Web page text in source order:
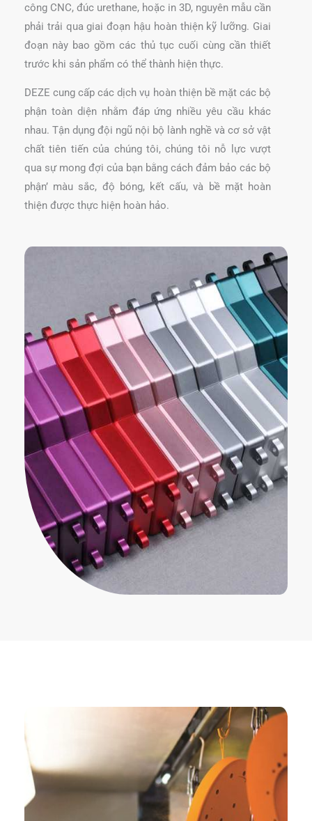
công CNC, đúc urethane, hoặc in 3D, nguyên mẫu cần
phải trải qua giai đoạn hậu hoàn thiện kỹ lưỡng. Giai
đoạn này bao gồm các thủ tục cuối cùng cần thiết
trước khi sản phẩm có thể thành hiện thực.
DEZE cung cấp các dịch vụ hoàn thiện bề mặt các bộ
phận toàn diện nhằm đáp ứng nhiều yêu cầu khác
nhau. Tận dụng đội ngũ nội bộ lành nghề và cơ sở vật
chất tiên tiến của chúng tôi, chúng tôi nỗ lực vượt
qua sự mong đợi của bạn bằng cách đảm bảo các bộ
phận’ màu sắc, độ bóng, kết cấu, và bề mặt hoàn
thiện được thực hiện hoàn hảo.